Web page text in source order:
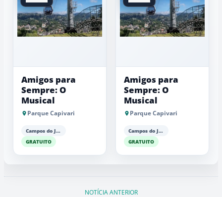
Amigos para
Sempre: O
Musical
Parque Capivari
Campos do Jordão
GRATUITO
Amigos para
Sempre: O
Musical
Parque Capivari
Campos do Jordão
GRATUITO
NOTÍCIA ANTERIOR